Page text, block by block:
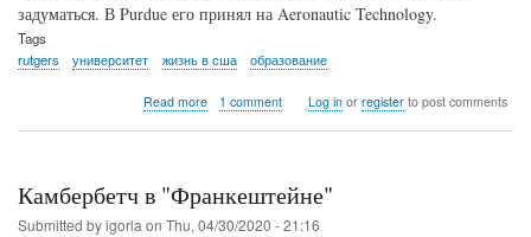
задуматься. В Purdue его принял на Aeronautic Technology.
Tags
rutgers
университет жизнь в сша образование
Read moreabout
1 comment Log inor registerto post comments
Камбербетч в "Франкештейне"
Submitted byigorla on Thu, 04/30/2020 - 21:16